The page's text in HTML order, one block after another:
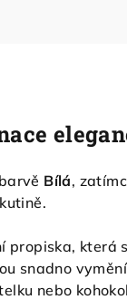
Bílá,
propiska, která
snadno
nebo